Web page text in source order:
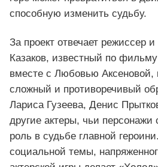
способную изменить судьбу.
За проект отвечает режиссер
Казаков, известный по
вместе с Любовью
сложный и противоречивый
Лариса Гузеева, Денис
другие актеры, чьи
роль в судьбе главной
социальной темы,